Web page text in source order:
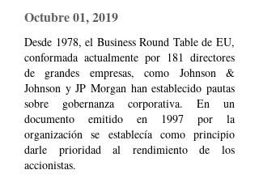
Octubre 01, 2019
Desde 1978, el Business Round Table de EU,
conformada actualmente por 181 directores
de grandes empresas, como Johnson &
Johnson y JP Morgan han establecido pautas
sobre gobernanza corporativa. En un
documento emitido en 1997 por la
organización se establecía como principio
darle prioridad al rendimiento de los
accionistas.